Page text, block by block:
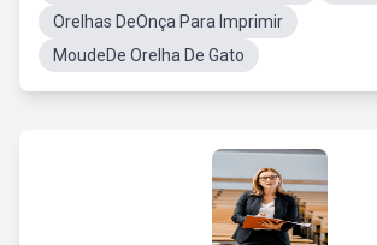
Orelhas DeOnça Para Imprimir
MoudeDe Orelha De Gato